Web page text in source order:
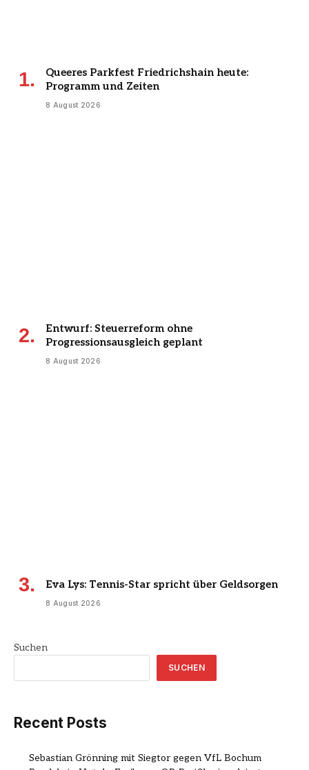
Queeres Parkfest Friedrichshain heute:
Programm und Zeiten
8 August 2026
Entwurf: Steuerreform ohne
Progressionsausgleich geplant
8 August 2026
Eva Lys: Tennis-Star spricht über Geldsorgen
8 August 2026
Suchen
SUCHEN
Recent Posts
Sebastian Grönning mit Siegtor gegen VfL Bochum